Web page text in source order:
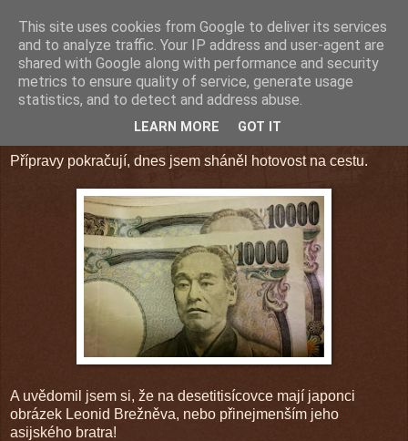
sobota 28. března 2015
Náhoda? Těžko...
Přípravy pokračují, dnes jsem sháněl hotovost na cestu.
A uvědomil jsem si, že na desetitisícovce mají japonci
obrázek Leonid Brežněva, nebo přinejmenším jeho
asijského bratra!
This site uses cookies from Google to deliver its services
and to analyze traffic. Your IP address and user-agent are
shared with Google along with performance and security
metrics to ensure quality of service, generate usage
statistics, and to detect and address abuse.
LEARN MORE GOT IT